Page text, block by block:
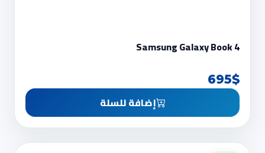
Samsung Galaxy Book 4
695$
إضافة للسلة